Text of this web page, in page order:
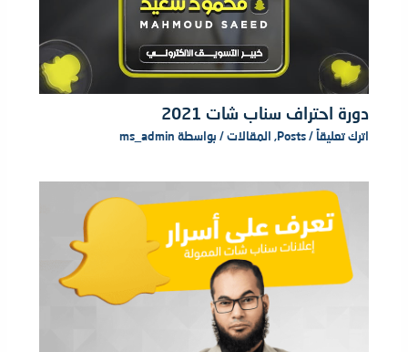
دورة احتراف سناب شات 2021
اترك تعليقاً /
Posts
, المقالات/ بواسطة ms_admin